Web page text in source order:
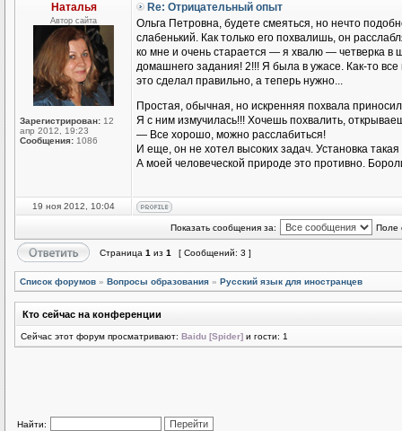
Наталья
Автор сайта
Зарегистрирован: 12
апр 2012, 19:23
Сообщения: 1086
Re: Отрицательный опыт
Ольга Петровна, будете смеяться, но нечто
слабенький. Как только его похвалишь, он
ко мне и очень старается — я хвалю — четверка
домашнего задания! 2!!! Я была в ужасе. Как-то
это сделал правильно, а теперь нужно...
Простая, обычная, но искренняя похвала
Я с ним измучилась!!! Хочешь похвалить,
— Все хорошо, можно расслабиться!
И еще, он не хотел высоких задач. Установка
А моей человеческой природе это противно.
19 ноя 2012, 10:04
Показать сообщения за: Поле
Страница 1 из 1 [ Сообщений: 3 ]
Список форумов » Вопросы образования » Русский язык для иностранцев
Кто сейчас на конференции
Сейчас этот форум просматривают: Baidu [Spider] и гости: 1
Найти: